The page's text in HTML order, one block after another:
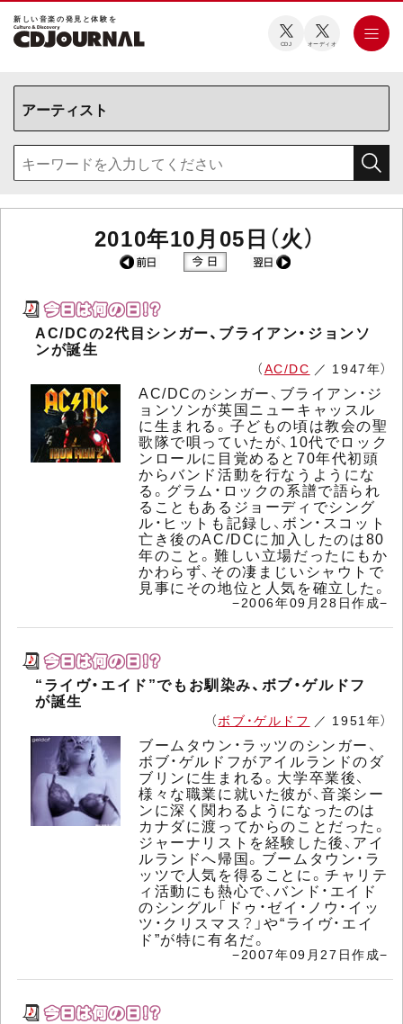
新しい⾳楽の発⾒と体験を
CDJ オーディオ
2010年10月05日（火）
AC/DCの2代目シンガー、ブライアン・ジョンソ
ンが誕生
（AC/DC ／ 1947年）
AC/DCのシンガー、ブライアン・ジ
ョンソンが英国ニューキャッスル
に生まれる。子どもの頃は教会の聖
歌隊で唄っていたが、10代でロック
ンロールに目覚めると70年代初頭
からバンド活動を行なうようにな
る。グラム・ロックの系譜で語られ
ることもあるジョーディでシング
ル・ヒットも記録し、ボン・スコット
亡き後のAC/DCに加入したのは80
年のこと。難しい立場だったにもか
かわらず、その凄まじいシャウトで
見事にその地位と人気を確立した。
−2006年09月28日作成−
“ライヴ・エイド”でもお馴染み、ボブ・ゲルドフ
が誕生
（ボブ・ゲルドフ ／ 1951年）
ブームタウン・ラッツのシンガー、
ボブ・ゲルドフがアイルランドのダ
ブリンに生まれる。大学卒業後、
様々な職業に就いた彼が、音楽シー
ンに深く関わるようになったのは
カナダに渡ってからのことだった。
ジャーナリストを経験した後、アイ
ルランドへ帰国。ブームタウン・ラ
ッツで人気を得ることに。チャリテ
ィ活動にも熱心で、バンド・エイド
のシングル「ドゥ・ゼイ・ノウ・イッ
ツ・クリスマス？」や“ライヴ・エイ
ド”が特に有名だ。
−2007年09月27日作成−